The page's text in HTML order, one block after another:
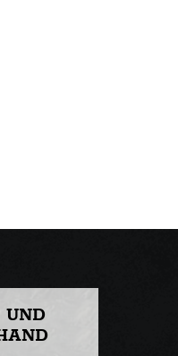
UND